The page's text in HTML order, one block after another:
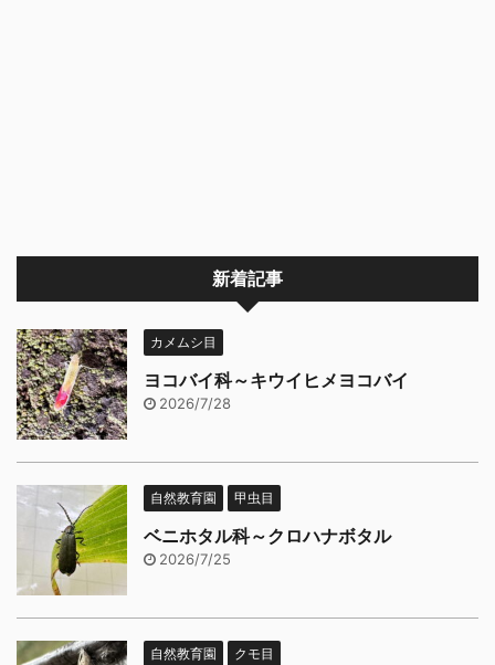
新着記事
カメムシ目
ヨコバイ科～キウイヒメヨコバイ
2026/7/28
自然教育園 甲虫目
ベニホタル科～クロハナボタル
2026/7/25
自然教育園 クモ目